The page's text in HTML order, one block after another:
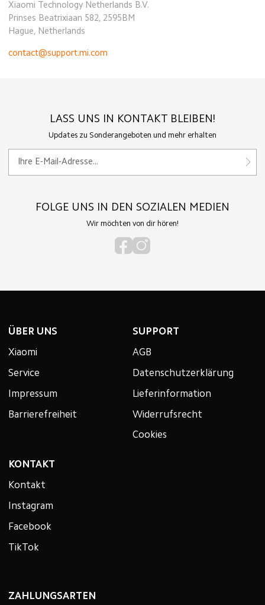
Xiaomi Technology Netherlands B.V.
Prinses Beatrixiaan 582, 2595BM
Hague, Netherlands
contact@support.mi.com
LASS UNS IN KONTAKT BLEIBEN!
Updates zu Sonderangeboten und mehr erhalten
FOLGE UNS IN DEN SOZIALEN MEDIEN
Wir möchten von dir hören!
ÜBER UNS
Xiaomi
Service
Impressum
Barrierefreiheit
SUPPORT
AGB
Datenschutzerklärung
Lieferinformation
Widerrufsrecht
Cookies
KONTAKT
Kontakt
Instagram
Facebook
TikTok
ZAHLUNGSARTEN